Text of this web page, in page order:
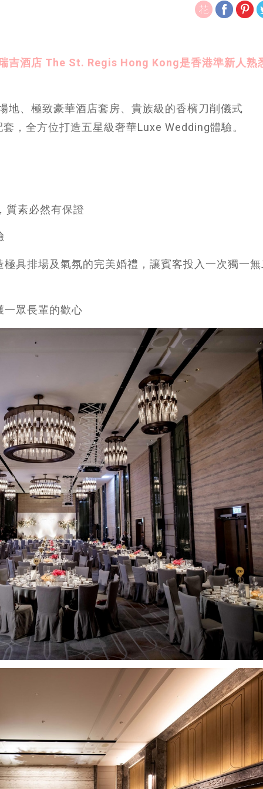
吉酒店 The St. Regis Hong Kong是香港準新人熟
地、極致豪華酒店套房、貴族級的香檳刀削儀式
，全方位打造五星級奢華Luxe Wedding體驗。
質素必然有保證
具排場及氣氛的完美婚禮，讓賓客投入一次獨一
一眾長輩的歡心